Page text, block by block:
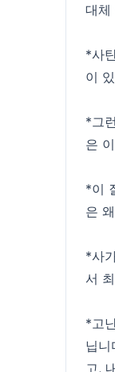
대체
*사
이
*그
은
*이
은
*사
서
*고
닙
고,